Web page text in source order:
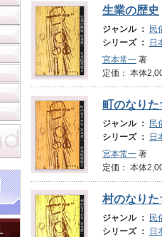
生業の歴史
ジャンル ：
民
シリーズ ：
日
宮本常一 著
定価： 本体
町のなりた
ジャンル ：
民
シリーズ ：
日
宮本常一 著
定価： 本体
村のなりた
ジャンル ：
民
シリーズ ：
日